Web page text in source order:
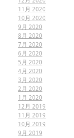
11月 2020
10月 2020
9月 2020
8月 2020
7月 2020
6月 2020
5月 2020
4月 2020
3月 2020
2月 2020
1月 2020
12月 2019
11月 2019
10月 2019
9月 2019